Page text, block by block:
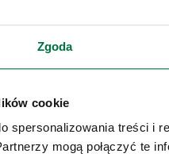
Zgoda
cookie
spersonalizowania treści i
mogą połączyć te